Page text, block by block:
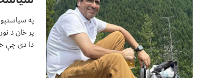
په
پر ځان د
دا دی چې